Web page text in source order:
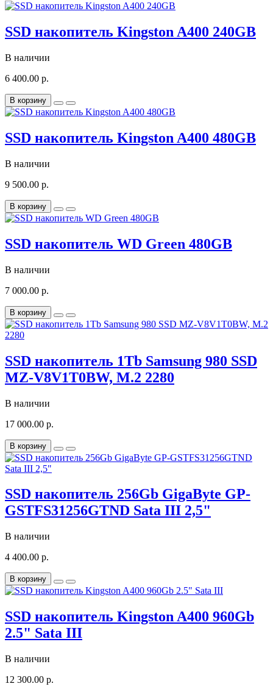
SSD накопитель Kingston A400 240GB
В наличии
6 400.00 р.
В корзину
SSD накопитель Kingston A400 480GB
В наличии
9 500.00 р.
В корзину
SSD накопитель WD Green 480GB
В наличии
7 000.00 р.
В корзину
SSD накопитель 1Tb Samsung 980 SSD
MZ-V8V1T0BW, M.2 2280
В наличии
17 000.00 р.
В корзину
SSD накопитель 256Gb GigaByte GP-
GSTFS31256GTND Sata III 2,5"
В наличии
4 400.00 р.
В корзину
SSD накопитель Kingston A400 960Gb
2.5" Sata III
В наличии
12 300.00 р.